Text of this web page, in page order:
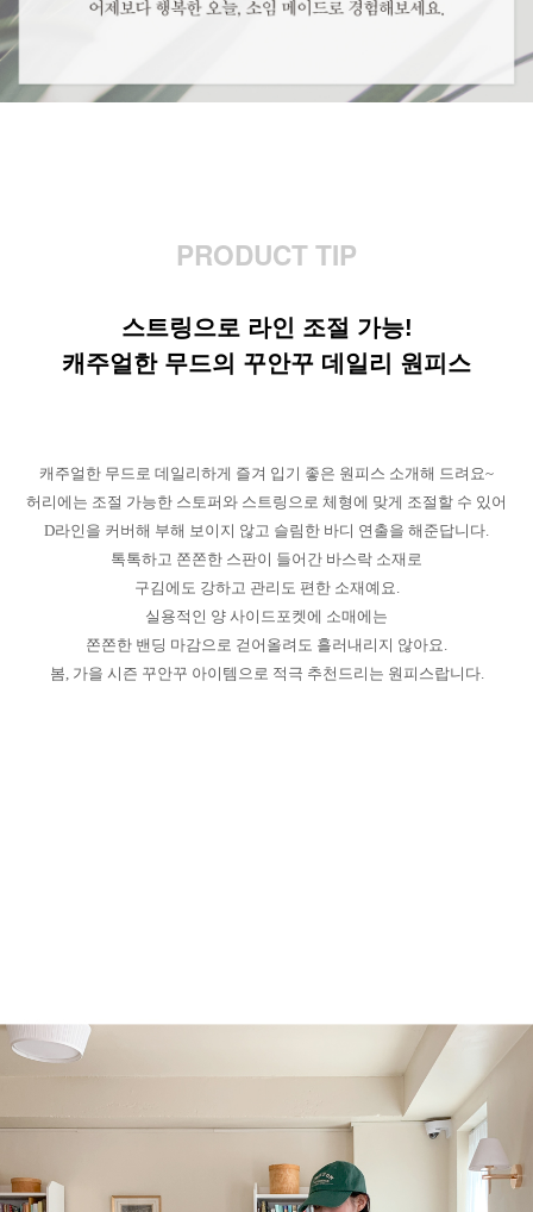
PRODUCT TIP
스트링으로 라인 조절 가능!
캐주얼한 무드의 꾸안꾸 데일리 원피스
캐주얼한 무드로 데일리하게 즐겨 입기 좋은 원피스 소개해 드려요~
허리에는 조절 가능한 스토퍼와 스트링으로 체형에 맞게 조절할 수 있어
D라인을 커버해 부해 보이지 않고 슬림한 바디 연출을 해준답니다.
톡톡하고 쫀쫀한 스판이 들어간 바스락 소재로
구김에도 강하고 관리도 편한 소재예요.
실용적인 양 사이드포켓에 소매에는
쫀쫀한 밴딩 마감으로 걷어올려도 흘러내리지 않아요.
봄, 가을 시즌 꾸안꾸 아이템으로 적극 추천드리는 원피스랍니다.